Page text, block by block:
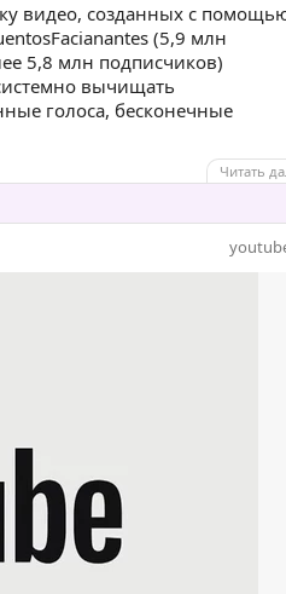
видео, созданных с
(5,9 млн
5,8 млн подписчиков)
вычищать
голоса, бесконечные
Читать